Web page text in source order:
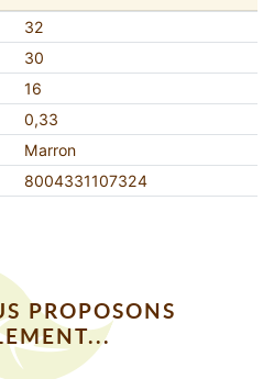
32
30
16
0,33
Marron
8004331107324
PROPOSONS